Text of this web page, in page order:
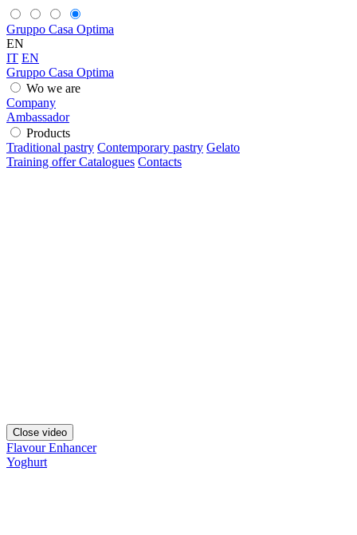
Gruppo Casa Optima
EN
IT EN
Gruppo Casa Optima
Wo we are
Company
Ambassador
Products
Traditional pastry Contemporary pastry Gelato
Training offerCatalogues Contacts
Close video
Flavour Enhancer
Yoghurt